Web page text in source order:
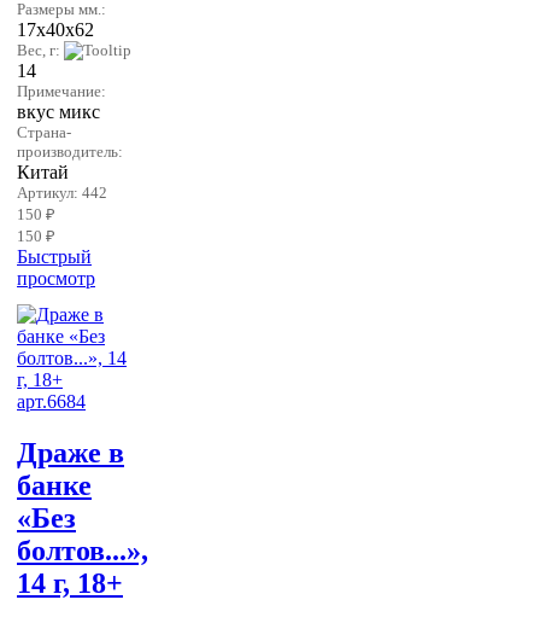
Размеры мм.:
17х40х62
Вес, г:
14
Примечание:
вкус микс
Страна-
производитель:
Китай
Артикул: 442
150 ₽
150 ₽
Быстрый
просмотр
Драже в
банке
«Без
болтов...»,
14 г, 18+